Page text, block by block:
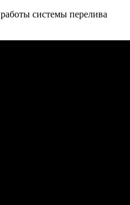
системы перелива